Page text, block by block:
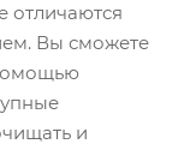
Вы сможете
и